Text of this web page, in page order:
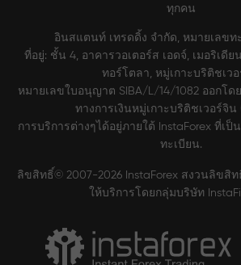
ทุกคน
อินสแตนท์ เทรดดิ้ง จำกัด, หมายเลขทะ
ที่อยู่: ชั้น 4, อาคารวอเตอร์ส เอดจ์, เมอริเดี
ทอร์โตลา, หมู่เกาะบริติชเว
หมายเลขใบอนุญาต SIBA/L/14/1082 ออกโ
ทางการเงินหมู่เกาะบริติชเวอร์จิน
การบริการต่างๆได้อยู่ภายใต้ InstaForex ที่เป็
ทะเบียน.
ลิขสิทธิ์© 2007-2026 InstaForex สงวนลิขสิท
ให้บริการโดยกลุ่มบริษัท